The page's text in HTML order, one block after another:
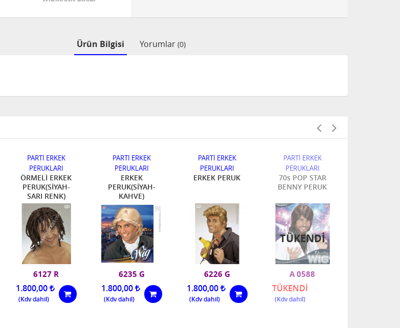
Ürün Bilgisi Yorumlar (0)
PARTİ ERKEK
PERUKLARI
ÖRMELİ ERKEK
PERUK(SİYAH-
SARI RENK)
6127 R
1.800,00
PARTİ ERKEK
PERUKLARI
ERKEK
PERUK(SİYAH-
KAHVE)
6235 G
1.800,00
PARTİ ERKEK
PERUKLARI
ERKEK PERUK
6226 G
1.800,00
PARTİ ERKEK
PERUKLARI
70s POP STAR
BENNY PERUK
A 0588
TÜKENDİ
TÜKENDI